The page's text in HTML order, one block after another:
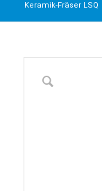
Keramik-Fräser LSQ